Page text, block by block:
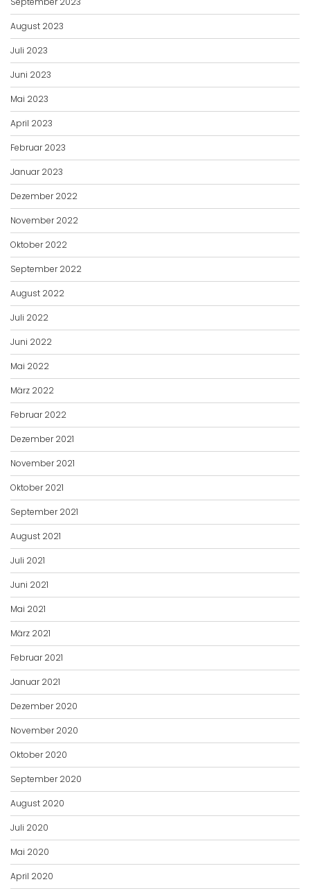
August 2023
Juli 2023
Juni 2023
Mai 2023
April 2023
Februar 2023
Januar 2023
Dezember 2022
November 2022
Oktober 2022
September 2022
August 2022
Juli 2022
Juni 2022
Mai 2022
März 2022
Februar 2022
Dezember 2021
November 2021
Oktober 2021
September 2021
August 2021
Juli 2021
Juni 2021
Mai 2021
März 2021
Februar 2021
Januar 2021
Dezember 2020
November 2020
Oktober 2020
September 2020
August 2020
Juli 2020
Mai 2020
April 2020